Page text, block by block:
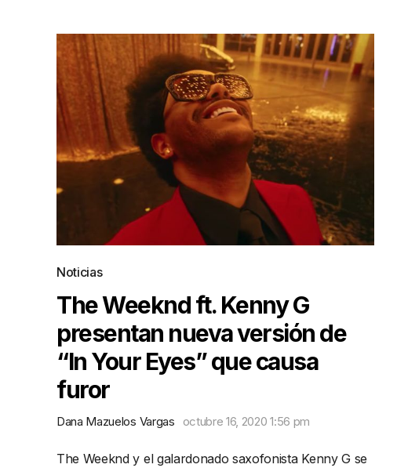
Noticias
The Weeknd ft. Kenny G
presentan nueva versión de
“In Your Eyes” que causa
furor
Dana Mazuelos Vargas octubre 16, 2020 1:56 pm
The Weeknd y el galardonado saxofonista Kenny G se